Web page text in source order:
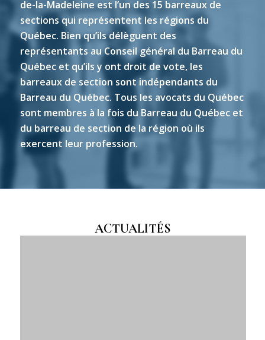
de-la-Madeleine est l’un des 15 barreaux de
sections qui représentent les régions du
Québec. Bien qu’ils délèguent des
représentants au Conseil général du Barreau du
Québec et qu’ils y ont droit de vote, les
barreaux de section sont indépendants du
Barreau du Québec. Tous les avocats du Québec
sont membres à la fois du Barreau du Québec et
du barreau de section de la région où ils
exercent leur profession.
ACTUALITÉS